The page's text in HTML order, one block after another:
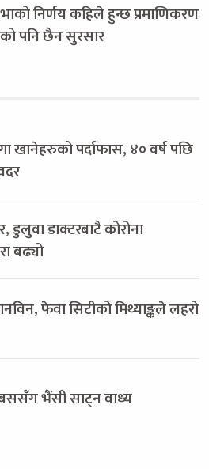
निर्णय कहिले हुन्छ प्रमाणिकरण
पनि छैन सुरसार
खानेहरुको पर्दाफास, ४० वर्ष पछि
डुलुवा डाक्टरबाटै कोरोना
बढ्यो
फेवा सिटीको मिथ्याङ्कले लहरो
भैंसी साट्न वाध्य